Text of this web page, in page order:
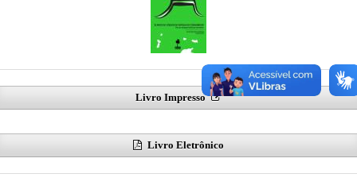
Livro Impresso
Livro Eletrônico